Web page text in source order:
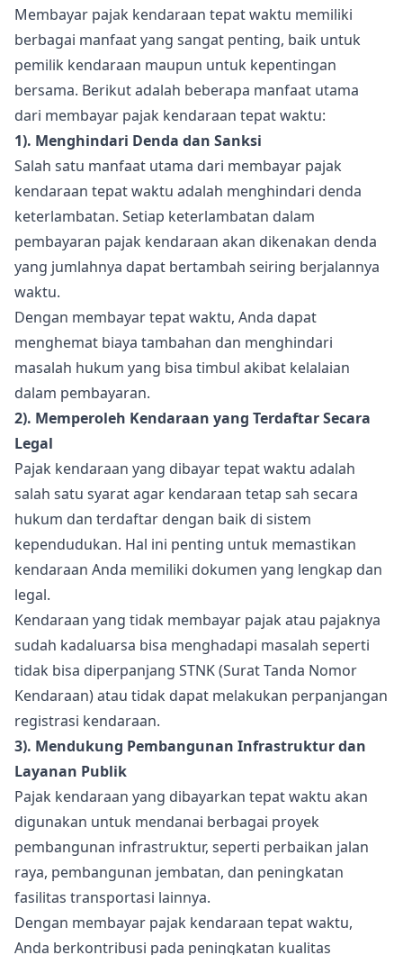
Membayar pajak kendaraan tepat waktu memiliki
berbagai manfaat yang sangat penting, baik untuk
pemilik kendaraan maupun untuk kepentingan
bersama. Berikut adalah beberapa manfaat utama
dari membayar pajak kendaraan tepat waktu:
1). Menghindari Denda dan Sanksi
Salah satu manfaat utama dari membayar pajak
kendaraan tepat waktu adalah menghindari denda
keterlambatan. Setiap keterlambatan dalam
pembayaran pajak kendaraan akan dikenakan denda
yang jumlahnya dapat bertambah seiring berjalannya
waktu.
Dengan membayar tepat waktu, Anda dapat
menghemat biaya tambahan dan menghindari
masalah hukum yang bisa timbul akibat kelalaian
dalam pembayaran.
2). Memperoleh Kendaraan yang Terdaftar Secara
Legal
Pajak kendaraan yang dibayar tepat waktu adalah
salah satu syarat agar kendaraan tetap sah secara
hukum dan terdaftar dengan baik di sistem
kependudukan. Hal ini penting untuk memastikan
kendaraan Anda memiliki dokumen yang lengkap dan
legal.
Kendaraan yang tidak membayar pajak atau pajaknya
sudah kadaluarsa bisa menghadapi masalah seperti
tidak bisa diperpanjang STNK (Surat Tanda Nomor
Kendaraan) atau tidak dapat melakukan perpanjangan
registrasi kendaraan.
3). Mendukung Pembangunan Infrastruktur dan
Layanan Publik
Pajak kendaraan yang dibayarkan tepat waktu akan
digunakan untuk mendanai berbagai proyek
pembangunan infrastruktur, seperti perbaikan jalan
raya, pembangunan jembatan, dan peningkatan
fasilitas transportasi lainnya.
Dengan membayar pajak kendaraan tepat waktu,
Anda berkontribusi pada peningkatan kualitas